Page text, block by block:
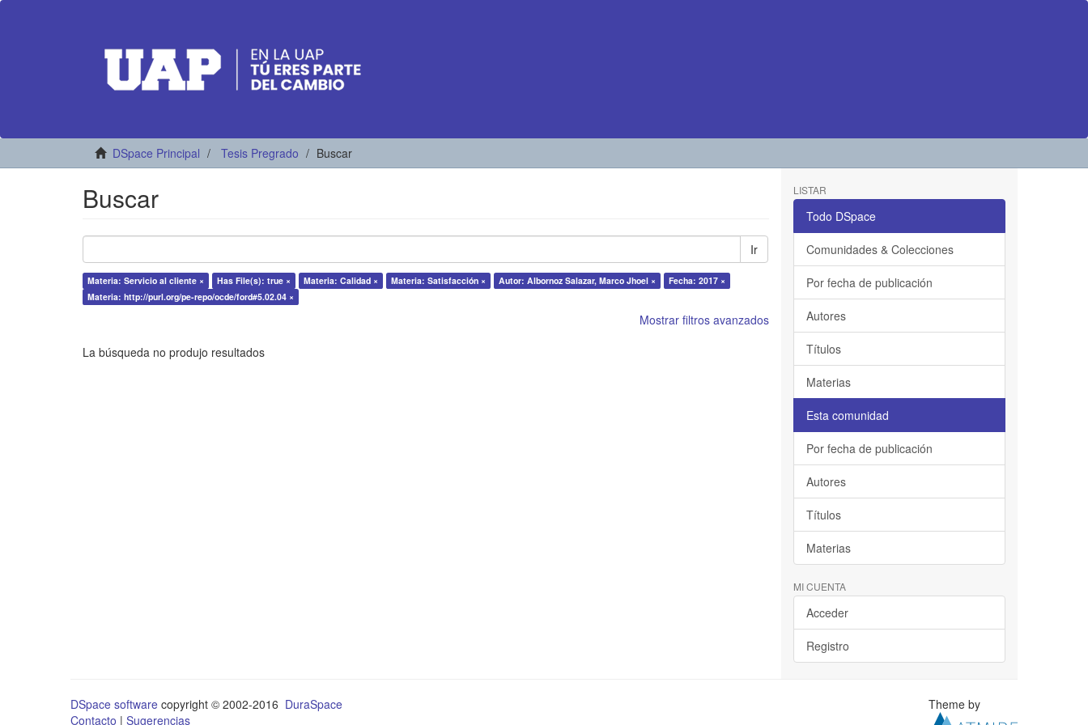
DSpace Principal Tesis Pregrado Buscar
Buscar
Ir
Materia: Servicio al cliente × Has File(s): true × Materia: Calidad × Materia: Satisfacción × Autor: Albornoz Salazar, Marco Jhoel ×
Fecha: 2017 ×
Materia: http://purl.org/pe-repo/ocde/ford#5.02.04 ×
Mostrar filtros avanzados
La búsqueda no produjo resultados
LISTAR
Todo DSpace
Comunidades & Colecciones
Por fecha de publicación
Autores
Títulos
Materias
Esta comunidad
Por fecha de publicación
Autores
Títulos
Materias
MI CUENTA
Acceder
Registro
DSpace software copyright © 2002-2016 DuraSpace
Contacto | Sugerencias
Theme by